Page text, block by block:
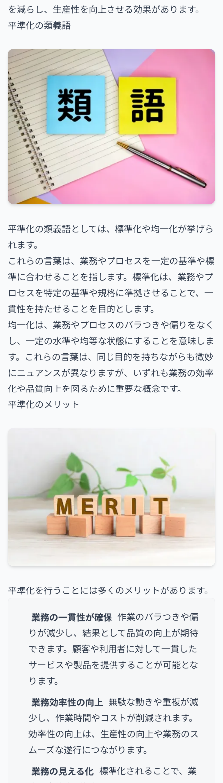
を減らし、生産性を向上させる効果があります。
平準化の類義語
平準化の類義語としては、標準化や均一化が挙げら
れます。
これらの言葉は、業務やプロセスを一定の基準や標
準に合わせることを指します。標準化は、業務やプ
ロセスを特定の基準や規格に準拠させることで、一
貫性を持たせることを目的とします。
均一化は、業務やプロセスのバラつきや偏りをなく
し、一定の水準や均等な状態にすることを意味しま
す。これらの言葉は、同じ目的を持ちながらも微妙
にニュアンスが異なりますが、いずれも業務の効率
化や品質向上を図るために重要な概念です。
平準化のメリット
平準化を行うことには多くのメリットがあります。
業務の一貫性が確保 作業のバラつきや偏
りが減少し、結果として品質の向上が期待
できます。顧客や利用者に対して一貫した
サービスや製品を提供することが可能とな
ります。
業務効率性の向上 無駄な動きや重複が減
少し、作業時間やコストが削減されます。
効率性の向上は、生産性の向上や業務のス
ムーズな遂行につながります。
業務の見える化 標準化されることで、業